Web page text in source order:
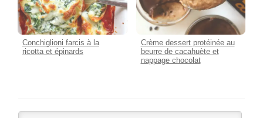
Conchiglioni farcis à la
ricotta et épinards
Crème dessert protéinée au
beurre de cacahuète et
nappage chocolat